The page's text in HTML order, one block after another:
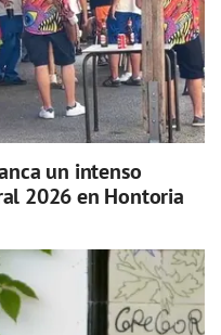
un intenso
2026 en Hontoria